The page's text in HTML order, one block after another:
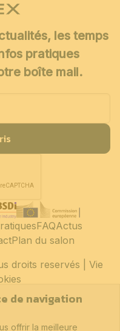
les temps
pratiques
boîte mail.
droits reservés | Vie
FAQActus
Plan du salon
de navigation
offrir la meilleure